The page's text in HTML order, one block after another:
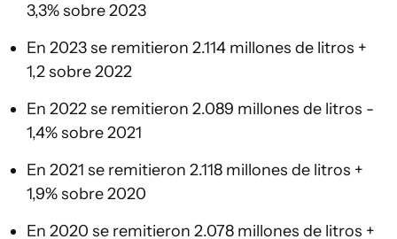
3,3% sobre 2023
En 2023 se remitieron 2.114 millones de litros +
1,2 sobre 2022
En 2022 se remitieron 2.089 millones de litros -
1,4% sobre 2021
En 2021 se remitieron 2.118 millones de litros +
1,9% sobre 2020
En 2020 se remitieron 2.078 millones de litros +